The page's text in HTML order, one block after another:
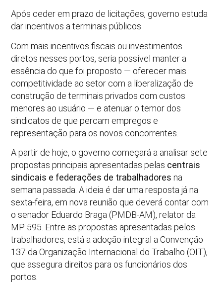
Após ceder em prazo de licitações, governo estuda
dar incentivos a terminais públicos
Com mais incentivos fiscais ou investimentos
diretos nesses portos, seria possível manter a
essência do que foi proposto — oferecer mais
competitividade ao setor com a liberalização de
construção de terminais privados com custos
menores ao usuário — e atenuar o temor dos
sindicatos de que percam empregos e
representação para os novos concorrentes.
A partir de hoje, o governo começará a analisar sete
propostas principais apresentadas pelas centrais
sindicais e federações de trabalhadores na
semana passada. A ideia é dar uma resposta já na
sexta-feira, em nova reunião que deverá contar com
o senador Eduardo Braga (PMDB-AM), relator da
MP 595. Entre as propostas apresentadas pelos
trabalhadores, está a adoção integral a Convenção
137 da Organização Internacional do Trabalho (OIT),
que assegura direitos para os funcionários dos
portos.